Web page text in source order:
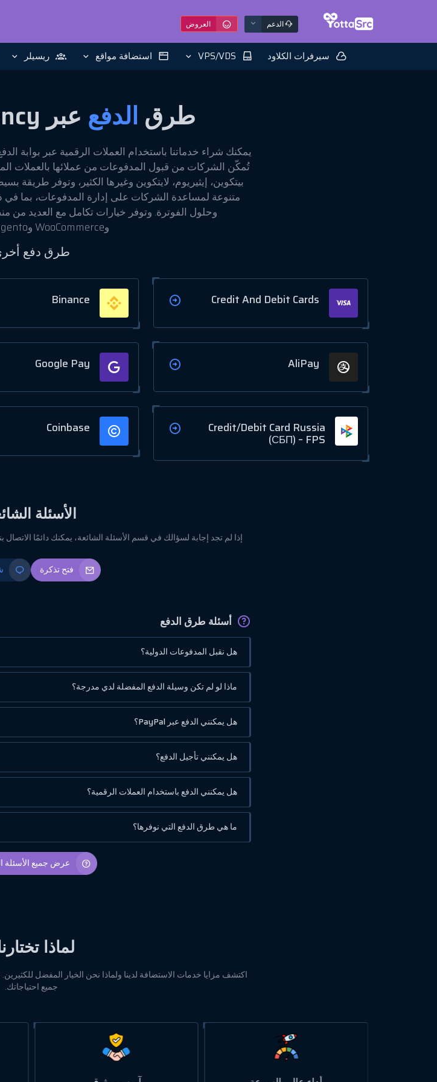
الدعم العروض
سيرفرات الكلاود VPS/VDS استضافة مواقع ريسيلر
طرق الدفع عبر Cryptocurrency
تُمكّن الشركات من قبول المدفوعات من عملائها بالعملات
بيتكوين، إيثيريوم، لايتكوين وغيرها الكثير، وتوفر طريقة
متنوعة لمساعدة الشركات على إدارة المدفوعات، بما
وWooCommerce وMagento وغيرها.
طرق دفع
Credit And Debit Cards
Binance
AliPay
Google Pay
Credit/Debit Card Russia
(СБП) – FPS
Coinbase
الأسئلة
إذا لم تجد إجابة لسؤالك في قسم الأسئلة الشائعة، يمكنك دائمًا
فتح تذكرة
أسئلة طرق الدفع
هل نقبل المدفوعات الدولية؟
ماذا لو لم تكن وسيلة الدفع المفضلة لدي مدرجة؟
هل يمكنني الدفع عبر PayPal؟
هل يمكنني تأجيل الدفع؟
هل يمكنني الدفع باستخدام العملات الرقمية؟
ما هي طرق الدفع التي نوفرها؟
عرض جميع الأسئلة
لماذا
اكتشف مزايا خدمات الاستضافة لدينا ولماذا نحن الخيار المفضل
جميع احتياجاتك.